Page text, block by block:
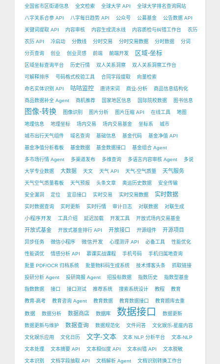
全国省市区街道信息 全文检索 全球大学 API 全球大学排名查询网站
八字关系合参 API 八字每日趋势 API 公众号 公募基金 公告数据 API
关键词提取 API 内容审核 内容生成流水线 内容质检与纠错工作台 农历
农历 API 冷启动 分数线 分时交易 分时交易数据 分时数据 分词
分页查询 创业 创业灵感 前端 前端开发 区域-坐标
区域坐标查询平台 历史行情 双人关系洞察 双人关系洞察工作台
可解释排序 号码格式校验工具 合同字段提取 向量检索
命名实体识别 API 咕咕监控 唐诗宋词 商业-分析 商品信息结构化
商品数据补全 Agent 商机推荐 国家地区信息 国际院校数据 图书信息
图像-转换 图像识别 图片分析 图片压缩 API 在线工具 地图
地理信息 地理坐标 场内交易 场内交易基金 坐标系 城市
城市出行天气组件 域名查询 基础信息 基金代码 基金净值 API
基金净值分析看板 基金数据 基金数据接口 基金组合 Agent
多市场行情 Agent 多渠道发布 多维查询 多语言内容审核 Agent 多说
大学专业数据 大数据 天文 天气 API 天气-空气质量 天气服务
天气空气质量看板 天气预报 头条文章 奥运历史数据 安全传输
安全漏洞 定位 宜忌接口 实时交易 实时交易数据 实时数据
实时数据查询 实时更新 实时行情 审计日志 对联数据 对联生成
小程序开发 工具介绍 延迟加载 开发工具 开放式场内交易基金
开放式基金 开放式基金排行 API 开放接口 开源组件 开源项目
异步任务 微信小程序 微信开发 心理测评 API 必备工具 性能优化
性能调优 情感分析 API 慕课实战课程 手机号码 手机归属地查询
批量 PDF/OCR 归档系统 批量物料码生成系统 技术博客头条 抓取链接
投研分析 Agent 投研简报 Agent 招投标数据 指数历史 指数型基金
指数数据 接口 接口测试 推荐系统 搜索系统设计 教程 教育
教育-高考 教育咨询 Agent 教育数据 教育数据接口 教育题库去重
数据 数据分析 数据商店 数据库 数据接口 数据更新
数据更新与维护 数据查询 数据规范化 文件问答 文化娱乐-星座内容
文化娱乐应用 文化日历 文字-文本 文本 NLP 分析平台 文本-NLP
文本处理 文本摘要 API 文本相似度 API 文本纠错 API 文本脱敏
文本识别 文档字段抽取 API 文档解析 Agent 文档识别转换工作台